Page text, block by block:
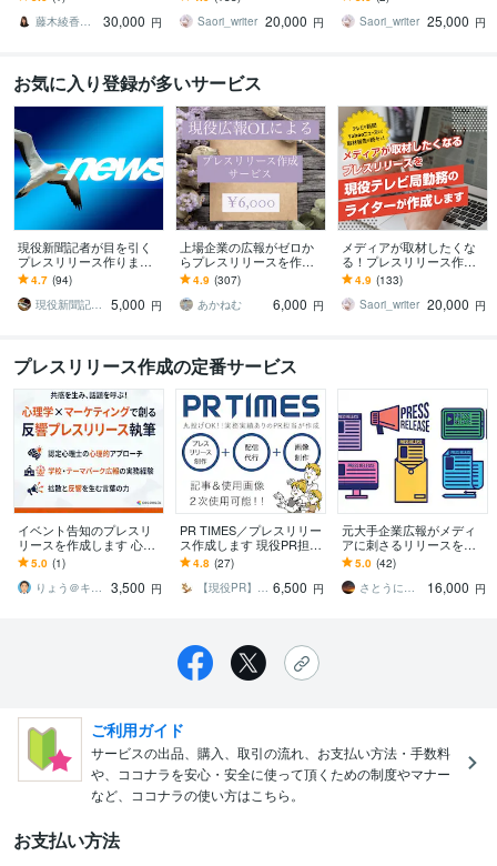
らメディア取材連続獲得
実績あり
藤木綾香 セールスライター
30,000 円
のライターが「メディア
視点」で執筆します
Saori_writer 20,000 円
からメディア選定、入稿
まで丸投げ！
Saori_writer 25,000 円
お気に入り登録が多いサービス
現役新聞記者が目を引く
プレスリリース作ります
歴20年超！経歴を活か
し、記者の心をつかむプ
レスリリースを！
4.7 (94)
現役新聞記者ライター・プレスリリース
5,000 円
上場企業の広報がゼロか
らプレスリリースを作成
します お手頃価格◎取材
実績多数◎修正OK◎配信
代行有◎事前MTG可
4.9 (307)
あかねむ
6,000 円
メディアが取材したくな
る！プレスリリース作成
します 現役テレビ局勤務
のライターが「メディア
視点」で執筆します
4.9 (133)
Saori_writer 20,000 円
プレスリリース作成の定番サービス
イベント告知のプレスリ
リースを作成します 心理
学×マーケティングの視点
で効果的なプレスリリー
ス配信！
5.0 (1)
りょう＠キャリコンサルタント＠認定心理士
3,500 円
PR TIMES／プレスリリー
ス作成します 現役PR担当
がプレスリリース作成！
美容商材◎画像編集付
き！
4.8 (27)
【現役PR】Kitsune 6,500 円
元大手企業広報がメディ
アに刺さるリリースを書
きます 今だけ値下げ！高
コスパ！大手広報→大手
広告会社のプロが作成
5.0 (42)
さとうにしき
16,000 円
ご利用ガイド
サービスの出品、購入、取引の流れ、お支払い方法・手数料
や、ココナラを安心・安全に使って頂くための制度やマナー
など、ココナラの使い方はこちら。
お支払い方法